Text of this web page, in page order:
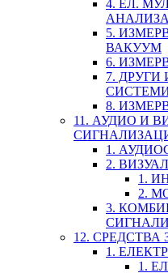
4. ЕЛ.
5.
ВАКУУМ
6.
7. ДРУГИ
8.
11. АУДИО И
1.
2.
1.
2.
3.
12.
1.
1.